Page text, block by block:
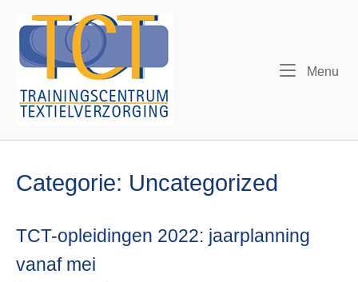
naar
inhoud
Home
Menu
Categorie: Uncategorized
TCT-opleidingen 2022: jaarplanning
vanaf mei